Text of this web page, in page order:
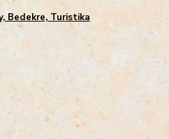
Bedekre, Turistika